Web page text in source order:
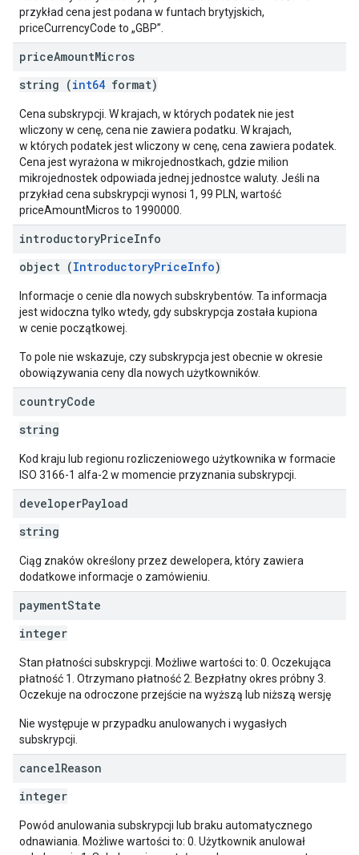
przykład cena jest podana w funtach brytyjskich,
priceCurrencyCode to „GBP”.
priceAmountMicros
string (int64 format)
Cena subskrypcji. W krajach, w których podatek nie jest
wliczony w cenę, cena nie zawiera podatku. W krajach,
w których podatek jest wliczony w cenę, cena zawiera podatek.
Cena jest wyrażona w mikrojednostkach, gdzie milion
mikrojednostek odpowiada jednej jednostce waluty. Jeśli na
przykład cena subskrypcji wynosi 1, 99 PLN, wartość
priceAmountMicros to 1990000.
introductoryPriceInfo
object (IntroductoryPriceInfo)
Informacje o cenie dla nowych subskrybentów. Ta informacja
jest widoczna tylko wtedy, gdy subskrypcja została kupiona
w cenie początkowej.
To pole nie wskazuje, czy subskrypcja jest obecnie w okresie
obowiązywania ceny dla nowych użytkowników.
countryCode
string
Kod kraju lub regionu rozliczeniowego użytkownika w formacie
ISO 3166-1 alfa-2 w momencie przyznania subskrypcji.
developerPayload
string
Ciąg znaków określony przez dewelopera, który zawiera
dodatkowe informacje o zamówieniu.
paymentState
integer
Stan płatności subskrypcji. Możliwe wartości to: 0. Oczekująca
płatność 1. Otrzymano płatność 2. Bezpłatny okres próbny 3.
Oczekuje na odroczone przejście na wyższą lub niższą wersję
Nie występuje w przypadku anulowanych i wygasłych
subskrypcji.
cancelReason
integer
Powód anulowania subskrypcji lub braku automatycznego
odnawiania. Możliwe wartości to: 0. Użytkownik anulował